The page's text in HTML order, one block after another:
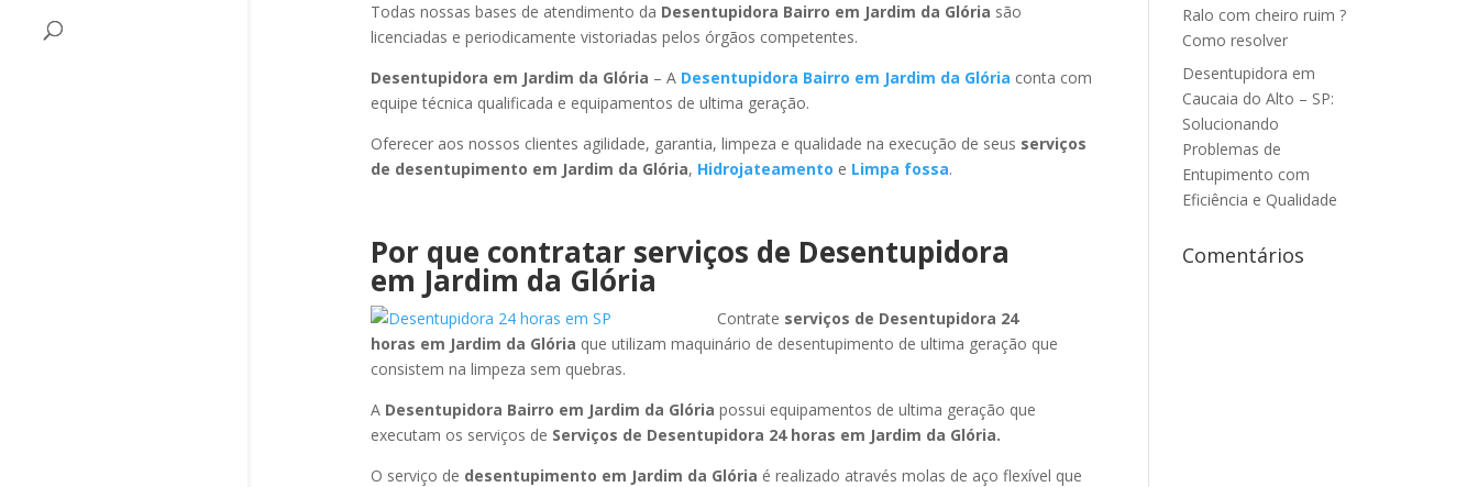
Todas nossas bases de atendimento da Desentupidora Bairro em Jardim da Glória são
licenciadas e periodicamente vistoriadas pelos órgãos competentes.
Desentupidora em Jardim da Glória – A Desentupidora Bairro em Jardim da Glória conta com
equipe técnica qualificada e equipamentos de ultima geração.
Oferecer aos nossos clientes agilidade, garantia, limpeza e qualidade na execução de seus serviços
de desentupimento em Jardim da Glória, Hidrojateamento e Limpa fossa.
Por que contratar serviços de Desentupidora
em Jardim da Glória
Contrate serviços de Desentupidora 24
horas em Jardim da Glória que utilizam maquinário de desentupimento de ultima geração que
consistem na limpeza sem quebras.
A Desentupidora Bairro em Jardim da Glória possui equipamentos de ultima geração que
executam os serviços de Serviços de Desentupidora 24 horas em Jardim da Glória.
O serviço de desentupimento em Jardim da Glória é realizado através molas de aço flexível que
Ralo com cheiro ruim ?
Como resolver
Desentupidora em
Caucaia do Alto – SP:
Solucionando
Problemas de
Entupimento com
Eficiência e Qualidade
Comentários